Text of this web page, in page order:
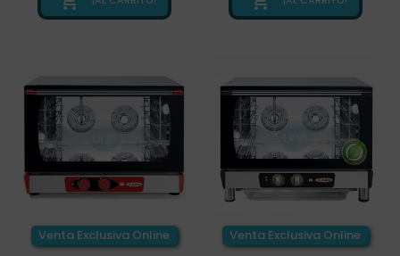
Venta Exclusiva Online Venta Exclusiva Online